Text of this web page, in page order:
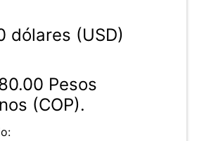
dólares (USD)
Pesos
(COP).